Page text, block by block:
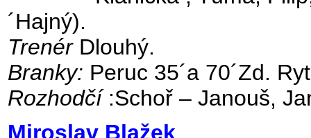
´Hajný).
Trenér Dlouhý.
Branky: Peruc 35´a 70´Zd.
Rozhodčí :Schoř – Janouš,
Miroslav Blažek